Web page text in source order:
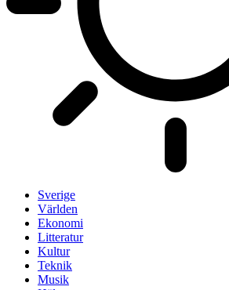
Sverige
Världen
Ekonomi
Litteratur
Kultur
Teknik
Musik